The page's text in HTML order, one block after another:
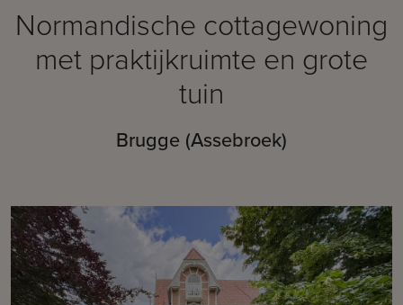
Normandische cottagewoning
met praktijkruimte en grote
tuin
Brugge (Assebroek)